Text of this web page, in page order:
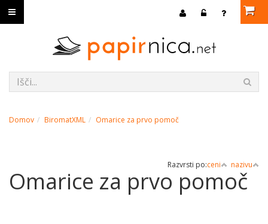
Domov BiromatXML Omarice za prvo pomoč
Razvrsti po:ceni nazivu
Omarice za prvo pomoč